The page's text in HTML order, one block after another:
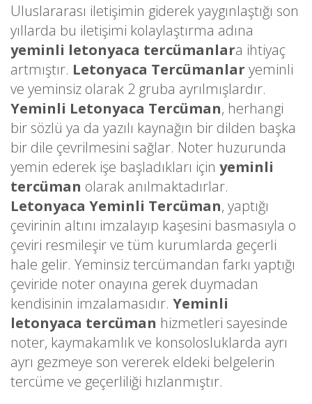
Uluslararası iletişimin giderek yaygınlaştığı son
yıllarda bu iletişimi kolaylaştırma adına
yeminli letonyaca tercümanlara ihtiyaç
artmıştır. Letonyaca Tercümanlar yeminli
ve yeminsiz olarak 2 gruba ayrılmışlardır.
Yeminli Letonyaca Tercüman, herhangi
bir sözlü ya da yazılı kaynağın bir dilden başka
bir dile çevrilmesini sağlar. Noter huzurunda
yemin ederek işe başladıkları için yeminli
tercüman olarak anılmaktadırlar.
Letonyaca Yeminli Tercüman, yaptığı
çevirinin altını imzalayıp kaşesini basmasıyla o
çeviri resmileşir ve tüm kurumlarda geçerli
hale gelir. Yeminsiz tercümandan farkı yaptığı
çeviride noter onayına gerek duymadan
kendisinin imzalamasıdır. Yeminli
letonyaca tercüman hizmetleri sayesinde
noter, kaymakamlık ve konsolosluklarda ayrı
ayrı gezmeye son vererek eldeki belgelerin
tercüme ve geçerliliği hızlanmıştır.